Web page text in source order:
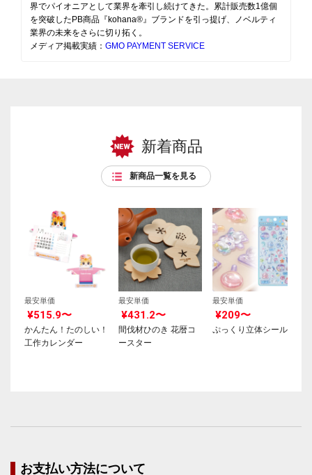
界でパイオニアとして業界を牽引し続けてきた。累計販売数1億個
を突破したPB商品『kohana®』ブランドを引っ提げ、ノベルティ
業界の未来をさらに切り拓く。
メディア掲載実績： GMO PAYMENT SERVICE
新着商品
新商品一覧を見る
最安単価
¥515.9〜
かんたん！たのしい！
工作カレンダー
最安単価
¥431.2〜
間伐材ひのき 花暦コ
ースター
最安単価
¥209〜
ぷっくり立体シール
お支払い方法について